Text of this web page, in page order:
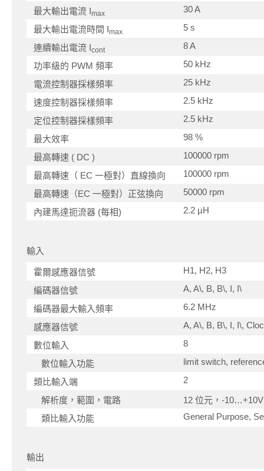
最大輸出電流 Imax
30 A
最大輸出電流時間 Imax
5 s
連續輸出電流 Icont
8 A
功率級的 PWM 頻率
50 kHz
電流控制器採樣頻率
25 kHz
速度控制器採樣頻率
2.5 kHz
定位控制器採樣頻率
2.5 kHz
最大效率
98 %
最高轉速 ( DC )
100000 rpm
最高轉速（ EC 一極對）直線換向
100000 rpm
最高轉速（EC 一極對）正弦換向
50000 rpm
內建馬達扼流器 (每相)
2.2 µH
輸入
霍爾感應器信號
H1, H2, H3
編碼器信號
A, A\, B, B\, I, I\
編碼器最大輸入頻率
6.2 MHz
感應器信號
A, A\, B, B\, I, I\,
數位輸入
8
數位輸入功能
limit switch,
類比輸入端
2
解析度，範圍，電路
12 位元，-
類比輸入功能
General Purpose,
輸出